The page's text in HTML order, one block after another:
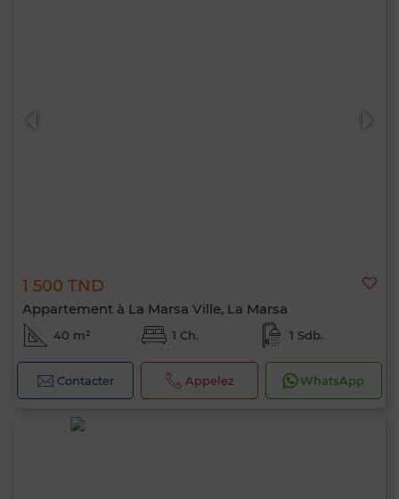
1 500 TND
Appartement à La Marsa Ville, La Marsa
40 m² 1 Ch. 1 Sdb.
Contacter Appelez WhatsApp